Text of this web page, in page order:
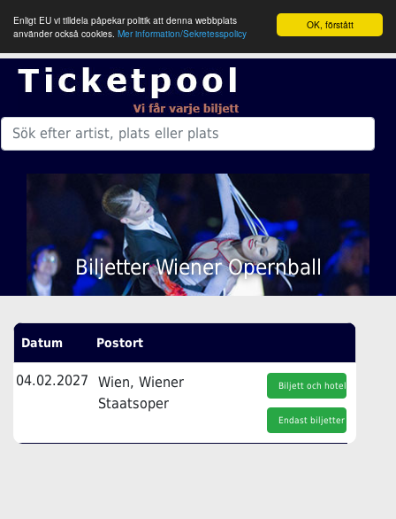
OK, förstått
Enligt EU vi tilldela påpekar politik att denna webbplats
använder också cookies. Mer information/Sekretesspolicy
Biljetter Wiener Opernball
Datum Postort
04.02.2027
Wien, Wiener
Staatsoper
Biljett och hotell
Endast biljetter